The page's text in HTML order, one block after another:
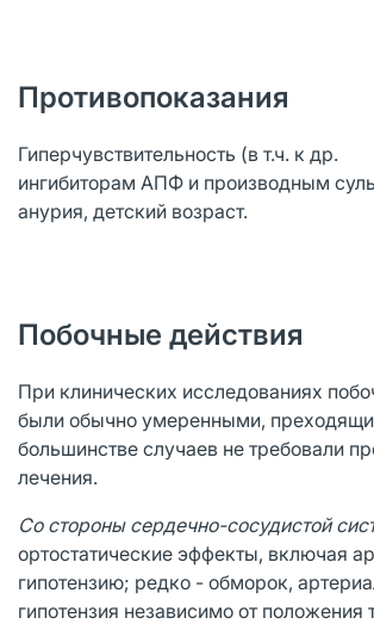
Противопоказания
Гиперчувствительность (в т.ч. к др.
ингибиторам АПФ и производным
анурия, детский возраст.
Побочные действия
При клинических исследованиях
были обычно умеренными,
большинстве случаев не требовали
лечения.
Со стороны сердечно-сосудистой
ортостатические эффекты, включая
гипотензию; редко - обморок,
гипотензия независимо от положения